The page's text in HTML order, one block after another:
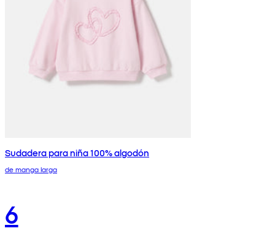
Sudadera para niña 100% algodón
de manga larga
6